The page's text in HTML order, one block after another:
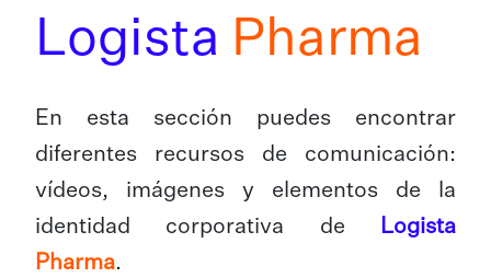
Logista Pharma
En esta sección puedes encontrar
diferentes recursos de comunicación:
vídeos, imágenes y elementos de la
identidad corporativa de
Logista
Pharma.